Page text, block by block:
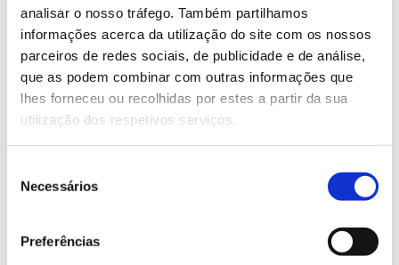
analisar o nosso tráfego. Também partilhamos
informações acerca da utilização do site com os nossos
parceiros de redes sociais, de publicidade e de análise,
que as podem combinar com outras informações que
lhes forneceu ou recolhidas por estes a partir da sua
utilização dos respetivos serviços.
Necessários
Preferências
povoamentos mistos de sobreiro e pinheiro-manso
em Portugal continental.
– Investigar as interações ecológicas entre as
espécies e se predominam relações de competição
ou facilitação, incluindo durante o crescimento, na
produção de pinha e cortiça e na suscetibilidade a
pragas.
– Apresentar modelos de silvicultura adaptativa a
aplicar nas misturas de sobreiro e pinheiro-manso
reduzindo o risco de incêndio.